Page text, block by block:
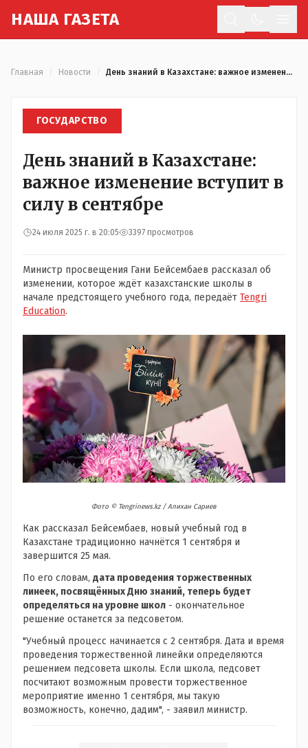
НАША ГАЗЕТА
Главная Новости День знаний в Казахстане: важное изменение вступит в силу в сентябре
ГОСУДАРСТВО
День знаний в Казахстане:
важное изменение вступит в
силу в сентябре
24 июля 2025 г. в 20:05 3397 просмотров
Министр просвещения Гани Бейсембаев рассказал об
изменении, которое ждёт казахстанские школы в
начале предстоящего учебного года, передаёт Tengri
Education.
Фото ©️ Tengrinews.kz / Алихан Сариев
Как рассказал Бейсембаев, новый учебный год в
Казахстане традиционно начнётся 1 сентября и
завершится 25 мая.
По его словам, дата проведения торжественных
линеек, посвящённых Дню знаний, теперь будет
определяться на уровне школ - окончательное
решение останется за педсоветом.
"Учебный процесс начинается с 2 сентября. Дата и время
проведения торжественной линейки определяются
решением педсовета школы. Если школа, педсовет
посчитают возможным провести торжественное
мероприятие именно 1 сентября, мы такую
возможность, конечно, дадим", - заявил министр.